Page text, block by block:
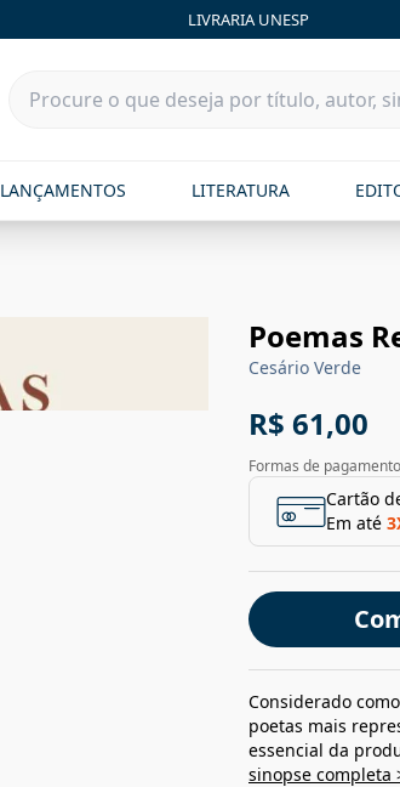
LIVRARIA UNESP
LANÇAMENTOS LITERATURA
Poemas
Cesário Verde
R$ 61,00
Formas de
Cartão
Em até 3
Considerado
poetas mais
essencial da
sinopse completa